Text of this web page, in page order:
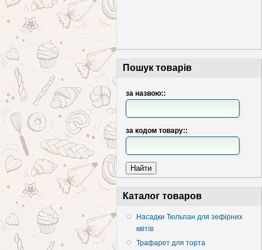
Пошук товарів
за назвою::
за кодом товару::
Каталог товаров
Насадки Тюльпан для зефірних
квітів
Трафарет для торта